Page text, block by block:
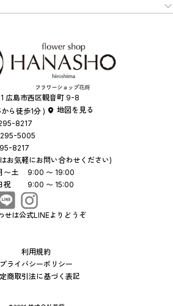
広島市西区観音町 9-8
ら徒歩1分 )
地図を見る
8217
5005
8217
お気軽にお問い合わせください)
〜土
9:00 〜 19:00
祝
9:00 〜 15:00
せは公式LINEよりどうぞ
利用規約
プライバシーポリシー
商取引法に基づく表記